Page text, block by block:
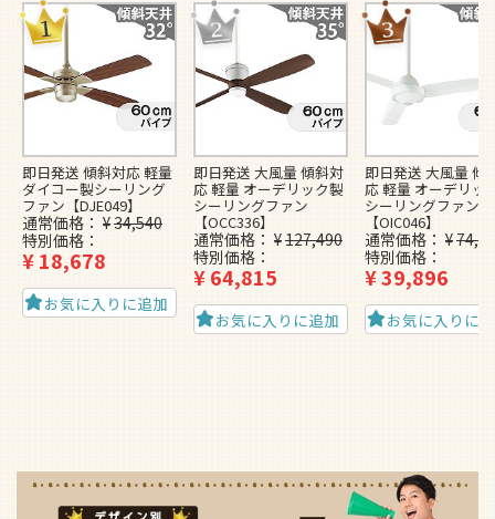
即日発送 傾斜対応 軽量
ダイコー製シーリング
ファン【DJE049】
通常価格 ¥34,540
特別価格
¥18,678
お気に入りに追加
即日発送 大風量 傾斜対
応 軽量 オーデリック製
シーリングファン
【OCC336】
通常価格 ¥127,490
特別価格
¥64,815
お気に入りに追加
即日発送 大風量 傾
応 軽量 オーデリッ
シーリングファン
【OIC046】
通常価格 ¥
特別価格
¥39,896
お気に入りに